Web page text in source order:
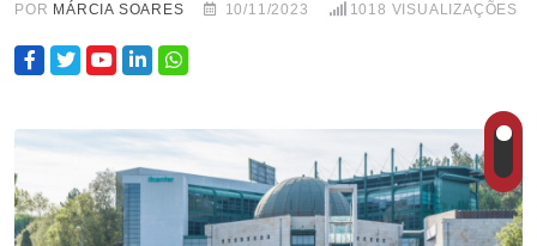
POR MÁRCIA SOARES 10/11/2023 1018 VISUALIZAÇÕES